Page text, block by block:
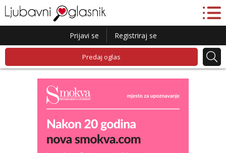
Prijavi se Registriraj se
Predaj oglas